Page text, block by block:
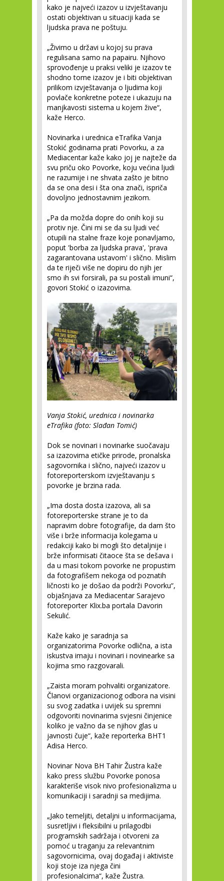
kako je najveći izazov u izvještavanju
ostati objektivan u situaciji kada se
ljudska prava ne poštuju.
„Živimo u državi u kojoj su prava
regulisana samo na papairu. Njihovo
sprovođenje u praksi veliki je izazov te
shodno tome izazov je i biti objektivan
prilikom izvještavanja o ljudima koji
povlače konkretne poteze i ukazuju na
manjkavosti sistema u kojem žive“,
kaže Herco.
Novinarka i urednica eTrafika Vanja
Stokić godinama prati Povorku, a za
Mediacentar kaže kako joj je najteže da
svu priču oko Povorke, koju većina ljudi
ne razumije i ne shvata zašto je bitno
da se ona desi i šta ona znači, ispriča
dovoljno jednostavnim jezikom.
„Pa da možda dopre do onih koji su
protiv nje. Čini mi se da su ljudi već
otupili na stalne fraze koje ponavljamo,
poput 'borba za ljudska prava', 'prava
zagarantovana ustavom' i slično. Mislim
da te riječi više ne dopiru do njih jer
smo ih svi forsirali, pa su postali imuni“,
govori Stokić o izazovima.
Vanja Stokić, urednica i novinarka
eTrafika (foto: Slađan Tomić)
Dok se novinari i novinarke suočavaju
sa izazovima etičke prirode, pronalska
sagovornika i slično, najveći izazov u
fotoreporterskom izvještavanju s
povorke je brzina rada.
„Ima dosta dosta izazova, ali sa
fotoreporterske strane je to da
napravim dobre fotografije, da dam što
više i brže informacija kolegama u
redakciji kako bi mogli što detaljnije i
brže informisati čitaoce šta se dešava i
da u masi tokom povorke ne propustim
da fotografišem nekoga od poznatih
ličnosti ko je došao da podrži Povorku“,
objašnjava za Mediacentar Sarajevo
fotoreporter Klix.ba portala Davorin
Sekulić.
Kaže kako je saradnja sa
organizatorima Povorke odlična, a ista
iskustva imaju i novinari i novinearke sa
kojima smo razgovarali.
„Zaista moram pohvaliti organizatore.
Članovi organizacionog odbora na visini
su svog zadatka i uvijek su spremni
odgovoriti novinarima svjesni činjenice
koliko je važno da se njihov glas u
javnosti čuje“, kaže reporterka BHT1
Adisa Herco.
Novinar Nova BH Tahir Žustra kaže
kako press službu Povorke ponosa
karakteriše visok nivo profesionalizma u
komunikaciji i saradnji sa medijima.
„Jako temeljiti, detaljni u informacijama,
susretljivi i fleksibilni u prilagodbi
programskih sadržaja i otvoreni za
pomoć u traganju za relevantnim
sagovornicima, ovaj događaj i aktiviste
koji stoje iza njega čini
profesionalcima“, kaže Žustra.